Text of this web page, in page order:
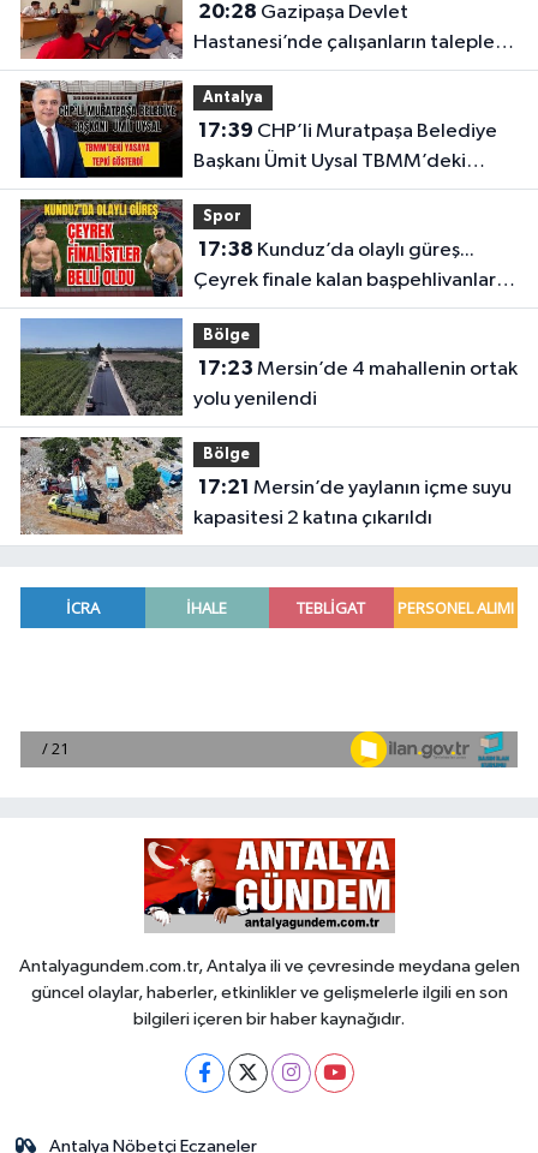
20:28
Hastanesi’nde çalışanların talepleri
masaya yatırıldı
Antalya
17:39
Başkanı Ümit Uysal TBMM’deki
yasaya tepki gösterdi
Spor
17:38
Çeyrek finale kalan başpehlivanlar
belli oldu
Bölge
17:23
yolu yenilendi
Bölge
17:21
kapasitesi 2 katına çıkarıldı
Antalyagundem.com.tr, Antalya ili ve çevresinde meydana gelen
güncel olaylar, haberler, etkinlikler ve gelişmelerle ilgili en son
bilgileri içeren bir haber kaynağıdır.
Antalya Nöbetçi Eczaneler